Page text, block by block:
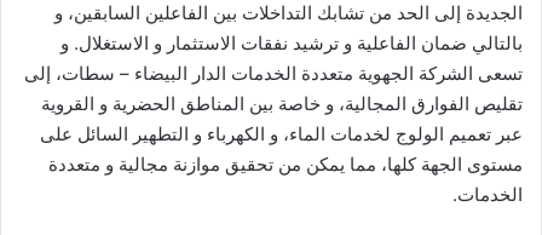
الجديدة إلى الحد من تشابك التداخلات بين الفاعلين السابقين، و
بالتالي ضمان الفاعلية و ترشيد نفقات الاستثمار و الاستغلال. و
تسعى الشركة الجهوية متعددة الخدمات الدار البيضاء – سطات، إلى
تقليص الفوارق المجالية، و خاصة بين المناطق الحضرية و القروية
عبر تعميم الولوج لخدمات الماء، و الكهرباء و التطهير السائل على
مستوى الجهة كلها، مما يمكن من تحقيق موازنة مجالية و متعددة
الخدمات.